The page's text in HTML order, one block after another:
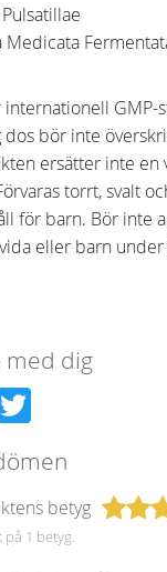
Medicata
internationell GMP-
dos bör inte
ersätter inte en
torrt, svalt
för barn. Bör inte
eller barn under
med dig
betyg
på 1 betyg.